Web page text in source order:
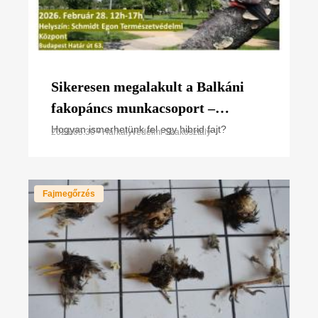
Sikeresen megalakult a Balkáni
fakopáncs munkacsoport –
fókuszban a hibridizáció rejtélye
Hogyan ismerhetünk fel egy hibrid fajt?
2026.05.30 • Harkályvédelmi Szakosztály
Fajmegőrzés